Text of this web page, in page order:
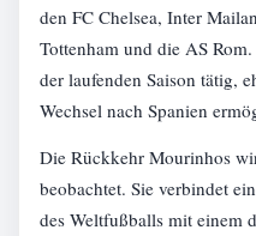
den FC Chelsea, Inter
Tottenham und die AS
der laufenden Saison tätig,
Wechsel nach Spanien
Die Rückkehr Mourinhos
beobachtet. Sie verbindet
des Weltfußballs mit einem